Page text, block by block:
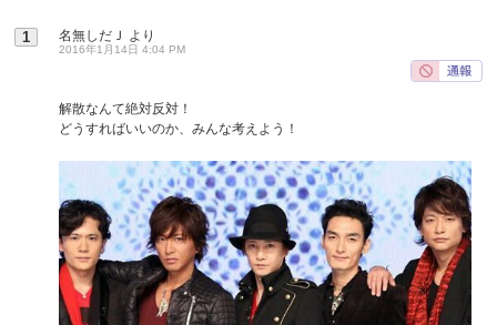
1 名無しだＪ より
2016年1月14日 4:04 PM
解散なんて絶対反対！
どうすればいいのか、みんな考えよう！